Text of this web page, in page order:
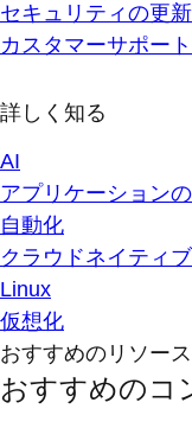
セキュリティの更新
カスタマーサポート
詳しく知る
AI
アプリケーション
自動化
クラウドネイティ
Linux
仮想化
おすすめのリソース
おすすめのコ